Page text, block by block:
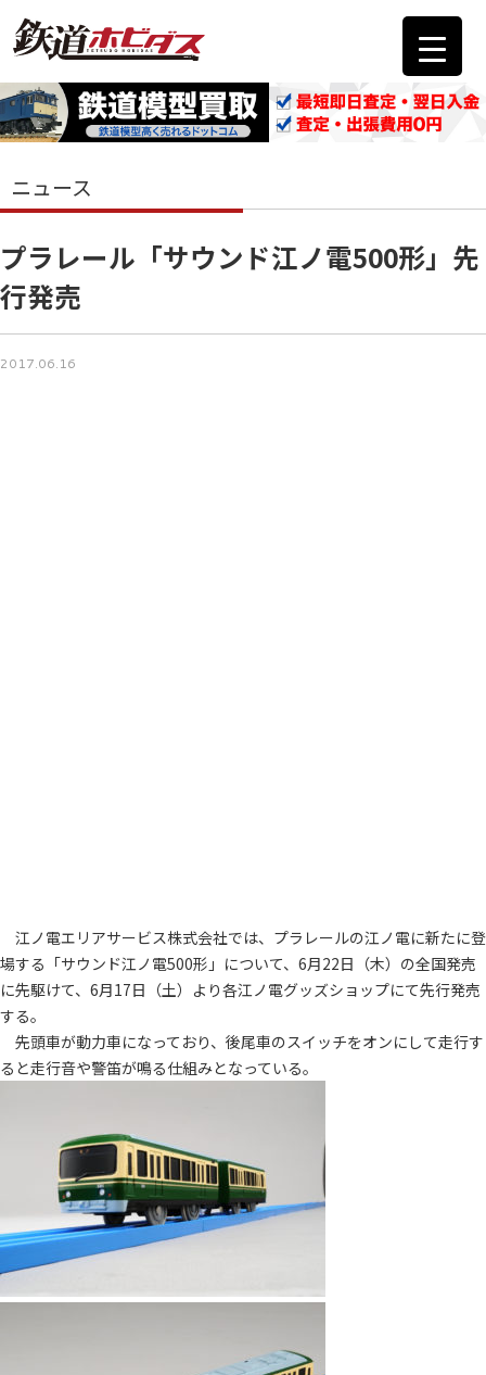
ニュース
プラレール「サウンド江ノ電500形」先
行発売
2017.06.16
江ノ電エリアサービス株式会社では、プラレールの江ノ電に新たに登
場する「サウンド江ノ電500形」について、6月22日（木）の全国発売
に先駆けて、6月17日（土）より各江ノ電グッズショップにて先行発売
する。
先頭車が動力車になっており、後尾車のスイッチをオンにして走行す
ると走行音や警笛が鳴る仕組みとなっている。